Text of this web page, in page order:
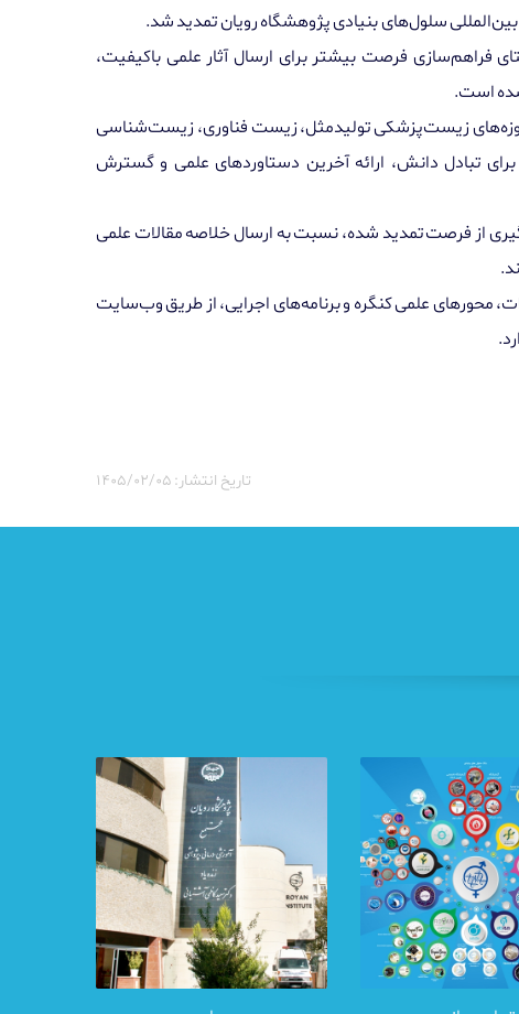
سلول‌های بنیادی پژوهشگاه رویان تمدید شد.
فراهم‌سازی فرصت بیشتر برای ارسال آثار علمی باکیفیت،
است.
حوزه‌های زیست‌پزشکی تولیدمثل، زیست فناوری‌، زیست‌شناسی
تبادل دانش، ارائه آخرین دستاوردهای علمی و گسترش
از فرصت تمدید شده، نسبت به ارسال خلاصه مقالات علمی
محورهای علمی کنگره و برنامه‌های اجرایی، از طریق وب‌سایت
تاریخ انتشار: ۱۴۰۵/۰۲/۰۵